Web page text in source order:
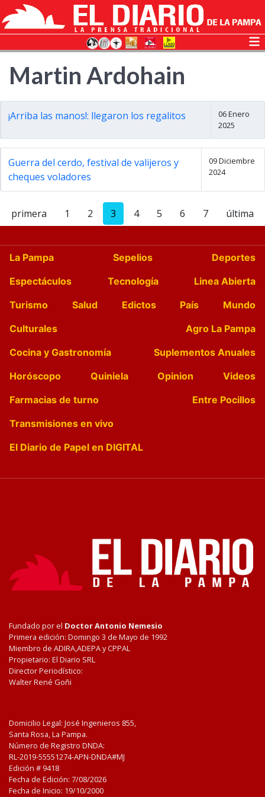
Martin Ardohain
¡Arriba las manos!: llegaron los regalitos
06 Enero
2025
Guerra del cerdo, festival de valijeros y
cheques voladores
09 Diciembre
2024
primera 1 2 3 4 5 6 7 última
La Pampa Sepelios
Deportes
Espectáculos
Tecnología
Linea Abierta
Turismo
Salud Edictos País
Mundo
Culturales
Agro La Pampa
Cocina y Gastronomía
Suplementos Anuales
Horóscopo
Quiniela Opinion
Videos
Farmacias de turno
Entre Pocillos
Transmisiones en vivo
El Diario de Papel en DIGITAL
Fundado por el Doctor Antonio Nemesio
Primera edición: Domingo 3 de Mayo de 1992
Miembro de ADIRA,ADEPA y CPPAL
Propietario: El Diario SRL
Director Periodístico:
Walter René Goñi
Domicilio Legal: José Ingenieros 855,
Santa Rosa, La Pampa.
Número de Registro DNDA:
RL-2019-55551274-APN-DNDA#MJ
Edición # 9418
Fecha de Edición: 7/08/2026
Fecha de Inicio: 19/10/2000